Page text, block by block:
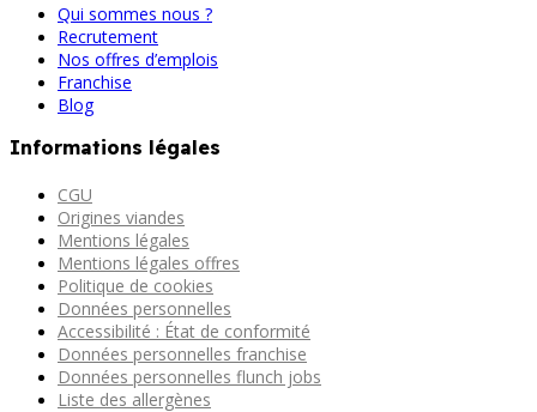
Qui sommes nous ?
Recrutement
Nos offres d’emplois
Franchise
Blog
Informations légales
CGU
Origines viandes
Mentions légales
Mentions légales offres
Politique de cookies
Données personnelles
Accessibilité : État de conformité
Données personnelles franchise
Données personnelles flunch jobs
Liste des allergènes